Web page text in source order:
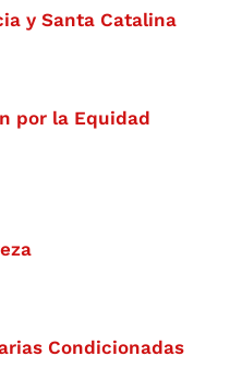
y Santa Catalina
por la Equidad
Condicionadas